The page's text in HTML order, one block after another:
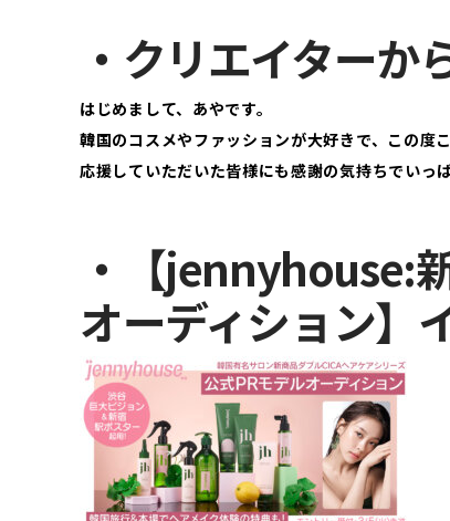
・クリエイターか
はじめまして、あやです。
韓国のコスメやファッションが大好きで、この
応援していただいた皆様にも感謝の気持ちでいっ
・【jennyhouse:
オーディション】